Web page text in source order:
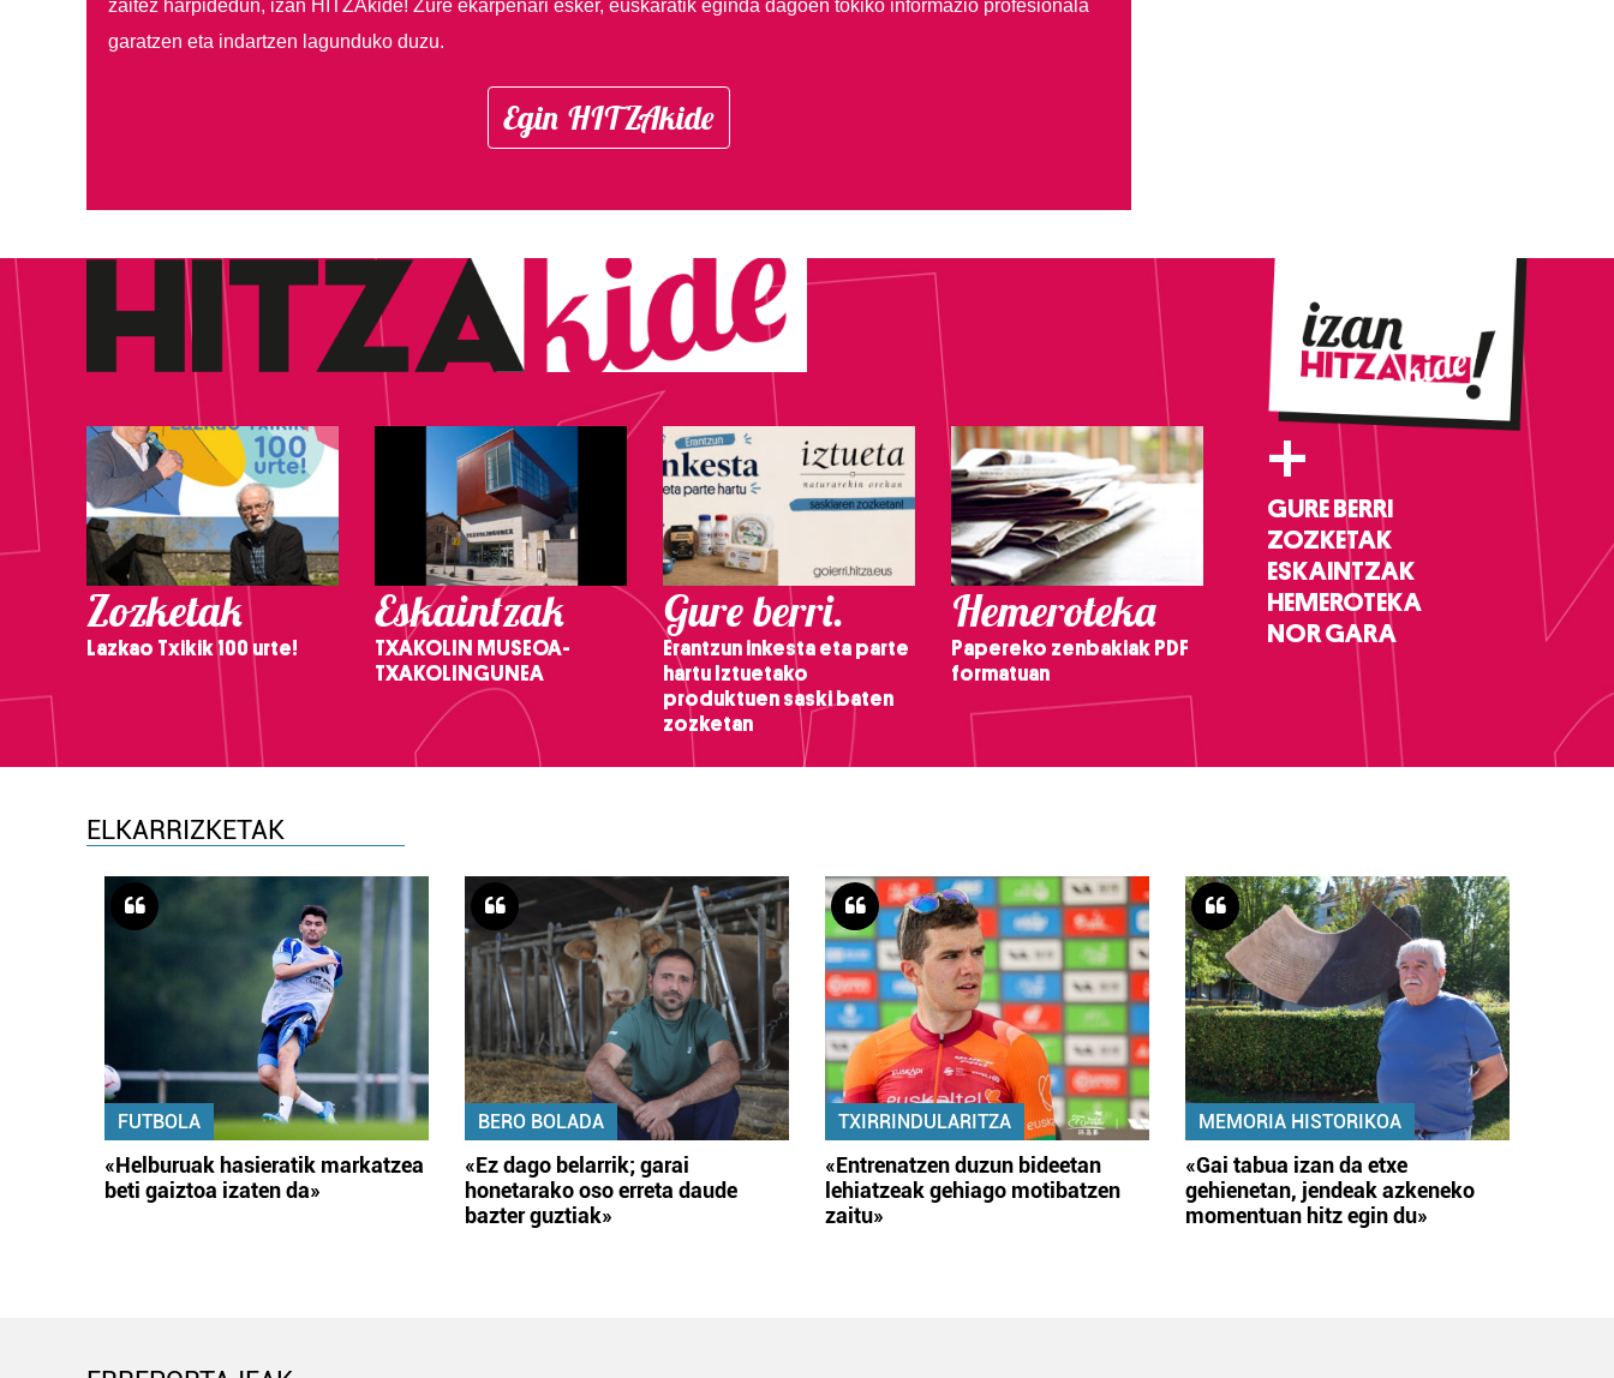
zaitez harpidedun, izan HITZAkide! Zure ekarpenari esker, euskaratik eginda dagoen tokiko informazio profesionala
garatzen eta indartzen lagunduko duzu.
Egin HITZAkide
Zozketak
Lazkao Txikik 100 urte!
Eskaintzak
TXAKOLIN MUSEOA-
TXAKOLINGUNEA
Gure berri.
Erantzun inkesta eta parte
hartu Iztuetako
produktuen saski baten
zozketan
Hemeroteka
Papereko zenbakiak PDF
formatuan
+
GURE BERRI
ZOZKETAK
ESKAINTZAK
HEMEROTEKA
NOR GARA
ELKARRIZKETAK
FUTBOLA
«Helburuak hasieratik markatzea
beti gaiztoa izaten da»
BERO BOLADA
«Ez dago belarrik; garai
honetarako oso erreta daude
bazter guztiak»
TXIRRINDULARITZA
«Entrenatzen duzun bideetan
lehiatzeak gehiago motibatzen
zaitu»
MEMORIA HISTORIKOA
«Gai tabua izan da etxe
gehienetan, jendeak azkeneko
momentuan hitz egin du»